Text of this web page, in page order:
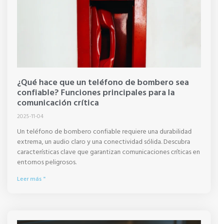
¿Qué hace que un teléfono de bombero sea
confiable? Funciones principales para la
comunicación crítica
2025-11-04
Un teléfono de bombero confiable requiere una durabilidad
extrema, un audio claro y una conectividad sólida. Descubra
características clave que garantizan comunicaciones críticas en
entornos peligrosos.
Leer más "